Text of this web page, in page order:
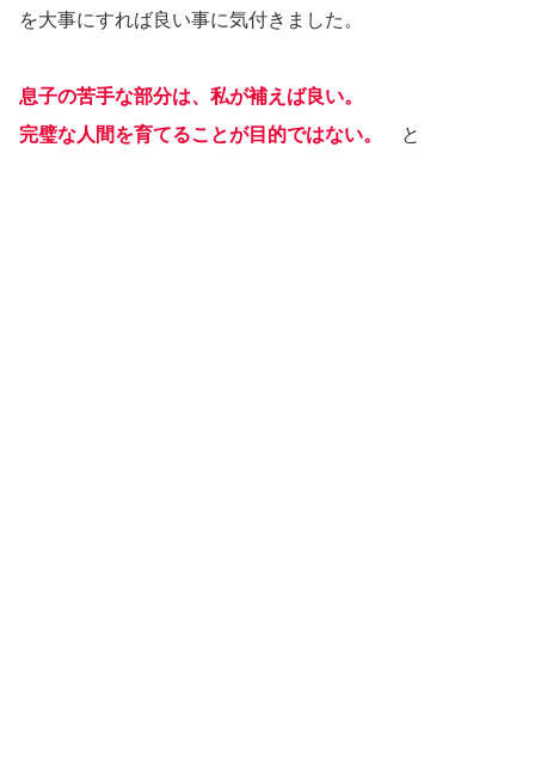
を大事にすれば良い事に気付きました。
息子の苦手な部分は、私が補えば良い。
完璧な人間を育てることが目的ではない。
と